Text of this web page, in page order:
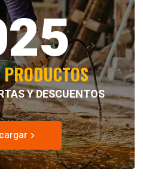
Y DESCUENTOS